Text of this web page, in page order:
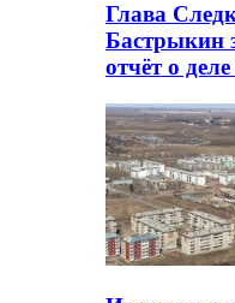
Глава
Бастрыкин
отчёт о